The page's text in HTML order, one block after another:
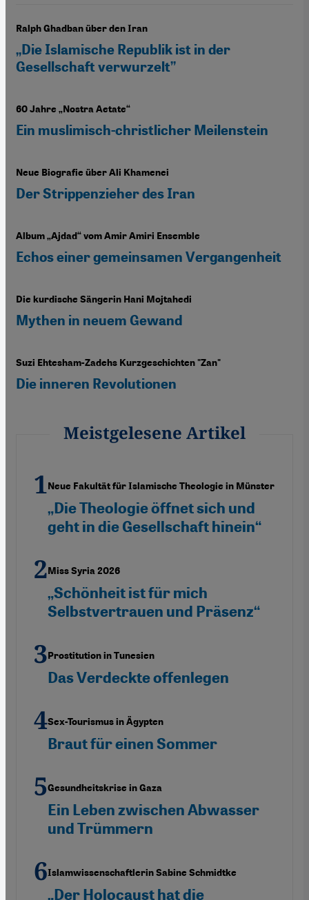
Ralph Ghadban über den Iran
„Die Islamische Republik ist in der
Gesellschaft verwurzelt”
60 Jahre „Nostra Aetate“
Ein muslimisch-christlicher Meilenstein
Neue Biografie über Ali Khamenei
Der Strippenzieher des Iran
Album „Ajdad“ vom Amir Amiri Ensemble
Echos einer gemeinsamen Vergangenheit
Die kurdische Sängerin Hani Mojtahedi
Mythen in neuem Gewand
Suzi Ehtesham-Zadehs Kurzgeschichten "Zan"
Die inneren Revolutionen
Meistgelesene Artikel
Neue Fakultät für Islamische Theologie in Münster
„Die Theologie öffnet sich und
geht in die Gesellschaft hinein“
Miss Syria 2026
„Schönheit ist für mich
Selbstvertrauen und Präsenz“
Prostitution in Tunesien
Das Verdeckte offenlegen
Sex-Tourismus in Ägypten
Braut für einen Sommer
Gesundheitskrise in Gaza
Ein Leben zwischen Abwasser
und Trümmern
Islamwissenschaftlerin Sabine Schmidtke
„Der Holocaust hat die